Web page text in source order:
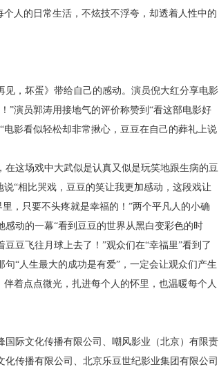
人的日常生活，不炫技不浮夸，却透着人性中的
，坏蛋》带给自己的感动。演员倪大红分享电影
”演员郭涛用接地气的评价称赞到“看这部电影好
影看似轻松却非常揪心，豆豆在自己的葬礼上说
这场戏中大武似是认真又似是玩笑地跟生病的豆
“相比哭戏，豆豆的笑让我更加感动，这段戏让
，只要不头疼就是幸福的！”两个平凡人的小确
动的一幕“看到豆豆的世界从黑白变彩色的时
豆飞往月球上去了！”观众们在“幸福里”看到了
“人生最大的成功是有爱”，一定会让观众们产生
着点点微光，扎进每个人的怀里，也温暖每个人
际文化传播有限公司、嘲风影业（北京）有限责
传播有限公司、北京乐豆世纪影业集团有限公司